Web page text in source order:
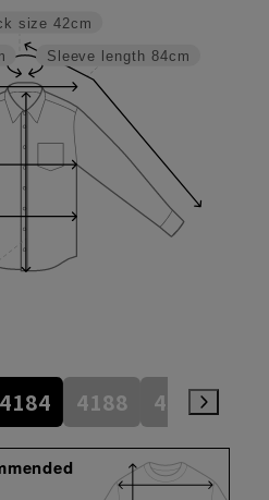
Sleeve length 84cm
size 42cm
4184 4188 4386